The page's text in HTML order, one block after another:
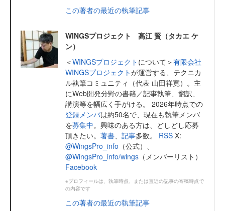
この著者の最近の執筆記事
WINGSプロジェクト 高江 賢（タカエ ケ
ン）
＜WINGSプロジェクト について＞有限会社
WINGSプロジェクトが運営する、テクニカ
ル執筆コミュニティ（代表 山田祥寛）。主
にWeb開発分野の書籍／記事執筆、翻訳、
講演等を幅広く手がける。 2026年時点での
登録メンバは約50名で、現在も執筆メンバ
を募集中。興味のある方は、どしどし応募
頂きたい。 著書 記事多数。 RSS X:
@WingsPro_info （公式）、
@WingsPro_info/wings （メンバーリスト）
Facebook
※プロフィールは、執筆時点、または直近の記事の寄稿時点で
の内容です
この著者の最近の執筆記事